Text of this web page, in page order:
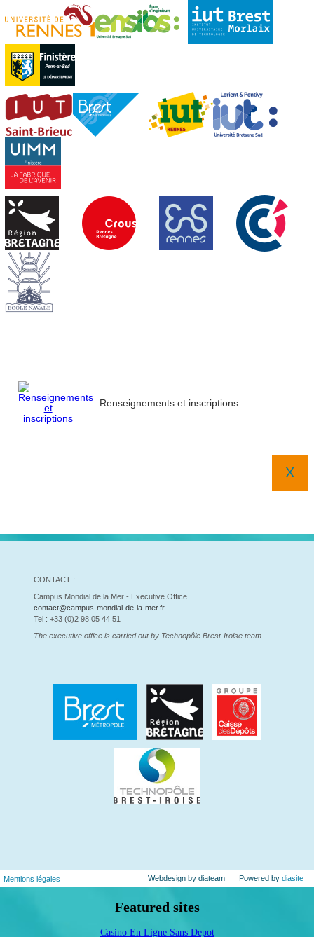
Renseignements et inscriptions
X
CONTACT :
Campus Mondial de la Mer - Executive Office
contact@campus-mondial-de-la-mer.fr
Tel : +33 (0)2 98 05 44 51
The executive office is carried out by Technopôle Brest-Iroise team
Mentions légales Powered by diasite
Webdesign by diateam
Featured sites
Casino En Ligne Sans Depot